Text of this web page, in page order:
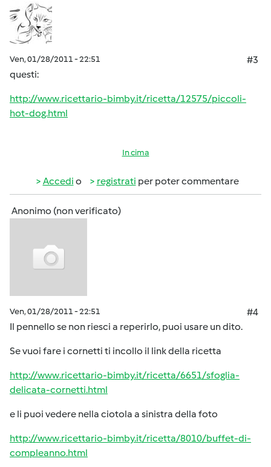
Ven, 01/28/2011 - 22:51
#3
questi:
http://www.ricettario-bimby.it/ricetta/12575/piccoli-
hot-dog.html
In cima
Accedi o registrati per poter commentare
Anonimo (non verificato)
Ven, 01/28/2011 - 22:51
#4
Il pennello se non riesci a reperirlo, puoi usare un dito.
Se vuoi fare i cornetti ti incollo il link della ricetta
http://www.ricettario-bimby.it/ricetta/6651/sfoglia-
delicata-cornetti.html
e li puoi vedere nella ciotola a sinistra della foto
http://www.ricettario-bimby.it/ricetta/8010/buffet-di-
compleanno.html